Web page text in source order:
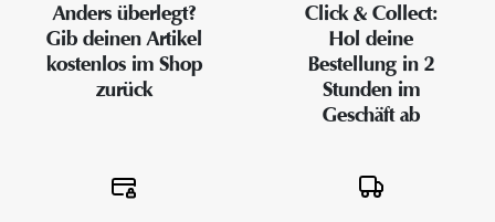
Anders überlegt?
Gib deinen Artikel
kostenlos im Shop
zurück
Click & Collect:
Hol deine
Bestellung in 2
Stunden im
Geschäft ab